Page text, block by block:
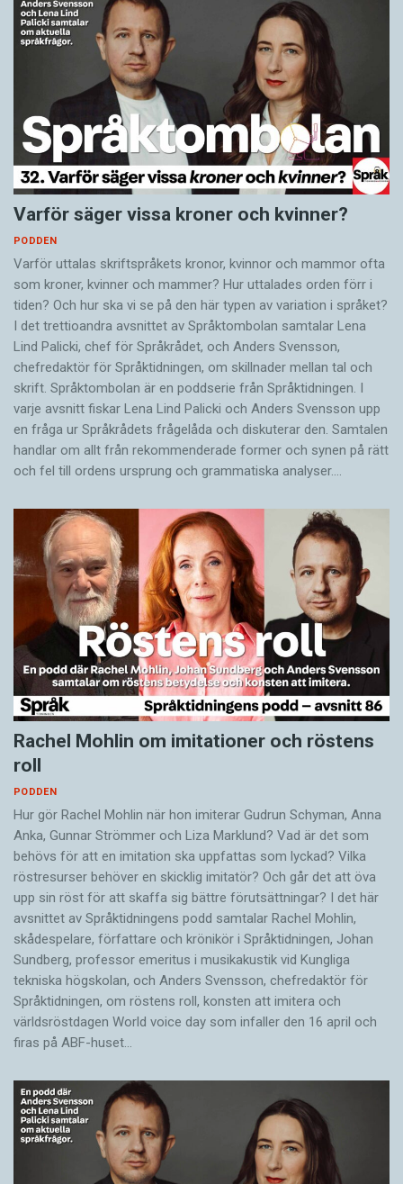
Varför säger vissa kroner och kvinner?
PODDEN
Varför uttalas skriftspråkets kronor, kvinnor och mammor ofta
som kroner, kvinner och mammer? Hur uttalades orden förr i
tiden? Och hur ska vi se på den här typen av variation i språket?
I det trettioandra avsnittet av Språktombolan samtalar Lena
Lind Palicki, chef för Språkrådet, och Anders Svensson,
chefredaktör för Språktidningen, om skillnader mellan tal och
skrift. Språktombolan är en poddserie från Språktidningen. I
varje avsnitt fiskar Lena Lind Palicki och Anders Svensson upp
en fråga ur Språkrådets frågelåda och diskuterar den. Samtalen
handlar om allt från rekommenderade former och synen på rätt
och fel till ordens ursprung och grammatiska analyser.…
Rachel Mohlin om imitationer och röstens
roll
PODDEN
Hur gör Rachel Mohlin när hon imiterar Gudrun Schyman, Anna
Anka, Gunnar Strömmer och Liza Marklund? Vad är det som
behövs för att en imitation ska uppfattas som lyckad? Vilka
röstresurser behöver en skicklig imitatör? Och går det att öva
upp sin röst för att skaffa sig bättre förutsättningar? I det här
avsnittet av Språktidningens podd samtalar Rachel Mohlin,
skådespelare, författare och krönikör i Språktidningen, Johan
Sundberg, professor emeritus i musikakustik vid Kungliga
tekniska högskolan, och Anders Svensson, chefredaktör för
Språktidningen, om röstens roll, konsten att imitera och
världsröstdagen World voice day som infaller den 16 april och
firas på ABF-huset…